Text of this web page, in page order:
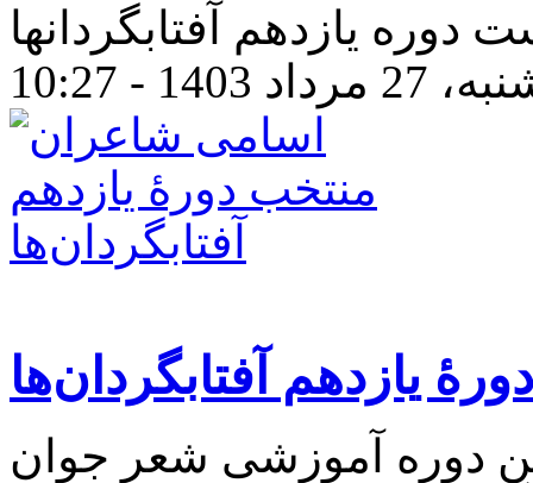
دوره یازدهم آفتابگردانها
مرداد 1403 - 10:27
یازدهم آفتابگردان‌ها
دوره آموزشی شعر جوان